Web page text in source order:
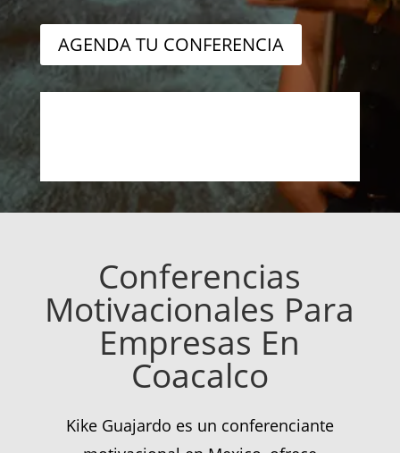
AGENDA TU CONFERENCIA
Conferencias
Motivacionales Para
Empresas En
Coacalco
Kike Guajardo es un conferenciante